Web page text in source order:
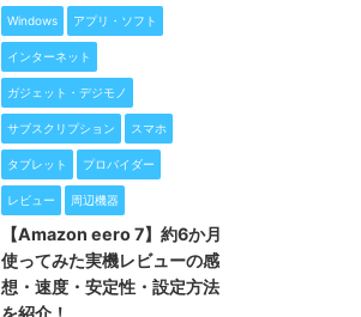
Windows アプリ・ソフト
インターネット
ガジェット・デジモノ
サブスクリプション スマホ
タブレット プロバイダー
レビュー 周辺機器
【Amazon eero 7】約6か月
使ってみた実機レビューの感
想・速度・安定性・設定方法
を紹介！